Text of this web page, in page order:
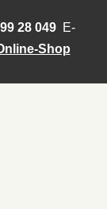
28 049E-
Shop